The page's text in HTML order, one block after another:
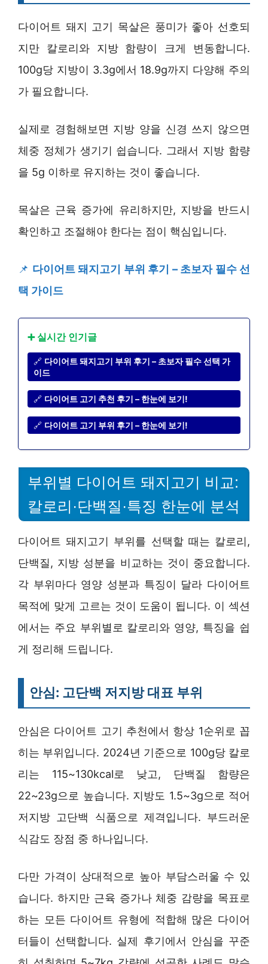
다이어트 돼지 고기 목살은 풍미가 좋아 선호되
지만 칼로리와 지방 함량이 크게 변동합니다.
100g당 지방이 3.3g에서 18.9g까지 다양해 주의
가 필요합니다.
실제로 경험해보면 지방 양을 신경 쓰지 않으면
체중 정체가 생기기 쉽습니다. 그래서 지방 함량
을 5g 이하로 유지하는 것이 좋습니다.
목살은 근육 증가에 유리하지만, 지방을 반드시
확인하고 조절해야 한다는 점이 핵심입니다.
📌 다이어트 돼지고기 부위 후기 – 초보자 필수 선
택 가이드
➕ 실시간 인기글
🔗 다이어트 돼지고기 부위 후기 – 초보자 필수 선택 가
이드
🔗 다이어트 고기 추천 후기 – 한눈에 보기!
🔗 다이어트 고기 부위 후기 – 한눈에 보기!
부위별 다이어트 돼지고기 비교:
칼로리·단백질·특징 한눈에 분석
다이어트 돼지고기 부위를 선택할 때는 칼로리,
단백질, 지방 성분을 비교하는 것이 중요합니다.
각 부위마다 영양 성분과 특징이 달라 다이어트
목적에 맞게 고르는 것이 도움이 됩니다. 이 섹션
에서는 주요 부위별로 칼로리와 영양, 특징을 쉽
게 정리해 드립니다.
안심: 고단백 저지방 대표 부위
안심은 다이어트 고기 추천에서 항상 1순위로 꼽
히는 부위입니다. 2024년 기준으로 100g당 칼로
리는 115~130kcal로 낮고, 단백질 함량은
22~23g으로 높습니다. 지방도 1.5~3g으로 적어
저지방 고단백 식품으로 제격입니다. 부드러운
식감도 장점 중 하나입니다.
다만 가격이 상대적으로 높아 부담스러울 수 있
습니다. 하지만 근육 증가나 체중 감량을 목표로
하는 모든 다이어트 유형에 적합해 많은 다이어
터들이 선택합니다. 실제 후기에서 안심을 꾸준